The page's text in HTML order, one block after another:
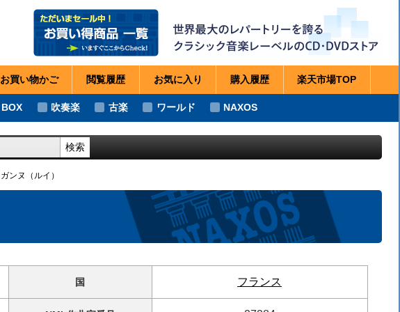
お買い物かご 閲覧履歴 お気に 入り 購入履歴 楽天市場TOP
BOX 吹奏楽 古楽 ワールド NAXOS
検索
ガンヌ （ルイ）
国 フランス